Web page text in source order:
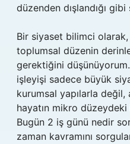
düzenden dışlandığı
Bir siyaset bilimci
toplumsal düzenin
gerektiğini
işleyişi sadece büyük
kurumsal yapılarla değil,
hayatın mikro
Bugün 2 iş günü nedir
zaman kavramını